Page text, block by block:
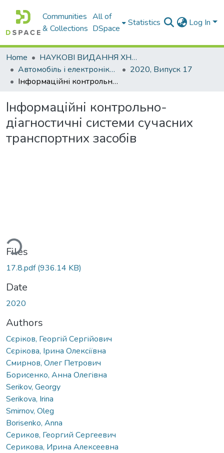
Communities
& Collections
All of
DSpace
Statistics Log In
Home
НАУКОВІ ВИДАННЯ ХНАДУ
Автомобіль і електроніка. Сучасні технології
2020, Випуск 17
Інформаційні контрольно-діагностичні системи сучасних транспортних засобів
Інформаційні контрольно-
діагностичні системи сучасних
транспортних засобів
Files
17.8.pdf(936.14 KB)
Date
2020
Authors
Сєріков, Георгій Сергійович
Сєрікова, Ірина Олексіївна
Смирнов, Олег Петрович
Борисенко, Анна Олегівна
Serikov, Georgy
Serikova, Irina
Smirnov, Oleg
Borisenko, Аnna
Сериков, Георгий Сергеевич
Серикова, Ирина Алексеевна